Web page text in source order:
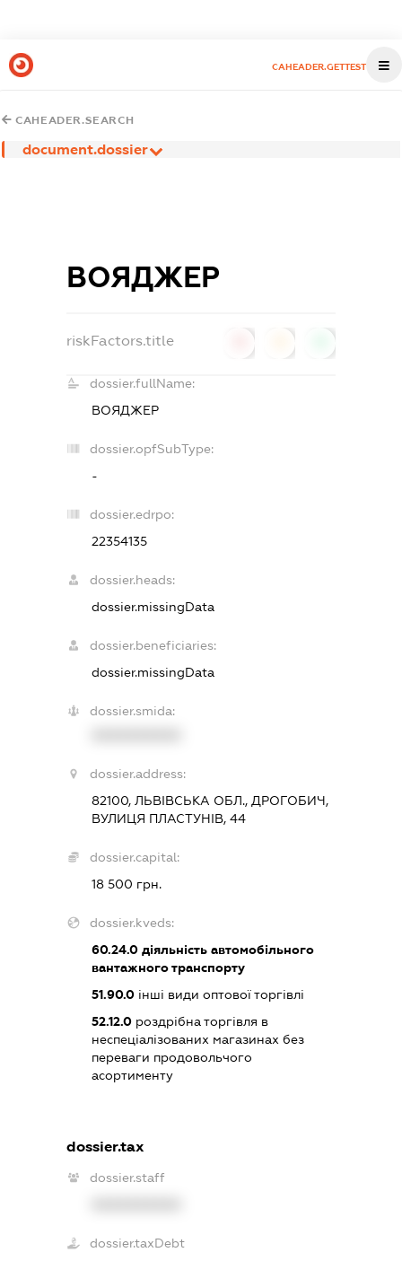
CAHEADER.GETTEST
CAHEADER.SEARCH
document.dossier
ВОЯДЖЕР
riskFactors.title
dossier.fullName:
ВОЯДЖЕР
dossier.opfSubType:
-
dossier.edrpo:
22354135
dossier.heads:
dossier.missingData
dossier.beneficiaries:
dossier.missingData
dossier.smida:
dossier.address:
82100, ЛЬВІВСЬКА ОБЛ., ДРОГОБИЧ,
ВУЛИЦЯ ПЛАСТУНІВ, 44
dossier.capital:
18 500 грн.
dossier.kveds:
60.24.0діяльність автомобільного
вантажного транспорту
51.90.0інші види оптової торгівлі
52.12.0роздрібна торгівля в
неспеціалізованих магазинах без
переваги продовольчого
асортименту
dossier.tax
dossier.staff
dossier.taxDebt